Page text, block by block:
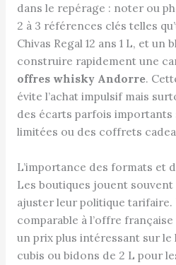
dans le repérage : noter ou
2 à 3 références clés telles
Chivas Regal 12 ans 1 L, et un
construire rapidement une
offres whisky Andorre.
évite l’achat impulsif mais
des écarts parfois
limitées ou des coffrets
L’importance des formats et
Les boutiques jouent
ajuster leur politique tarifaire.
comparable à l’offre
un prix plus intéressant sur
cubis ou bidons de 2 L pour